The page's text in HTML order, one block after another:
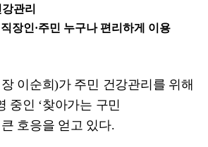
관리
장인·주민 누구나 편리하게 이용
이순희)가 주민 건강관리를 위해
중인 ‘찾아가는 구민
호응을 얻고 있다.